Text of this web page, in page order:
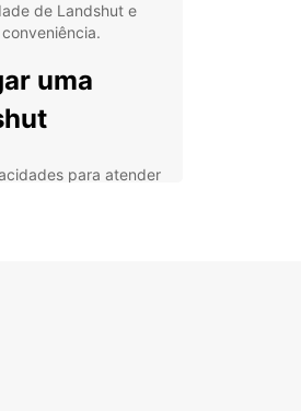
de Landshut e
uma
para atender